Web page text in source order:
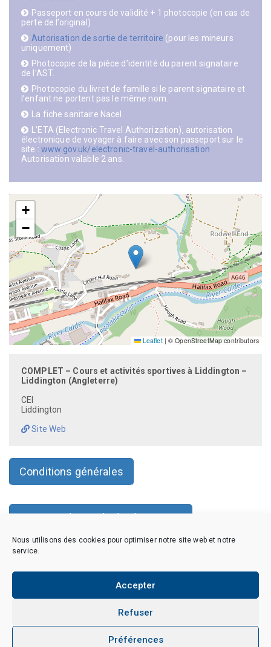
Nous utilisons des cookies pour optimiser notre site web et notre
service.
Accepter
Refuser
Préférences
Passeport en cours de validité + 1 photocopie (en cas de
perte de l’original)
Autorisation de sortie de territoire (pour les mineurs
uniquement)
Photocopie de la pièce d’identité du parent signataire
de l’AST.
Photocopie du livret de famille si le parent signataire et
l’enfant ne portent pas le même nom.
La fiche sanitaire Nacel.
L’ETA (Electronic Travel Authorization), autorisation
électronique de voyager à faire avec son passeport sur le
site : www.gov.uk/electronic-travel-authorisation
Autorisation valable 2 ans.
+
−
Leaflet | © OpenStreetMap contributors
COMPLET – Cours et activités sportives à Liddington –
Liddington (Angleterre)
CEI
Liddington
Site Web
Conditions générales
Faire une demande de réservation
Politique de confidentialité
Mentions Légales et Politique des données personnelles
Crédits
Dispositions légales et réglementaires